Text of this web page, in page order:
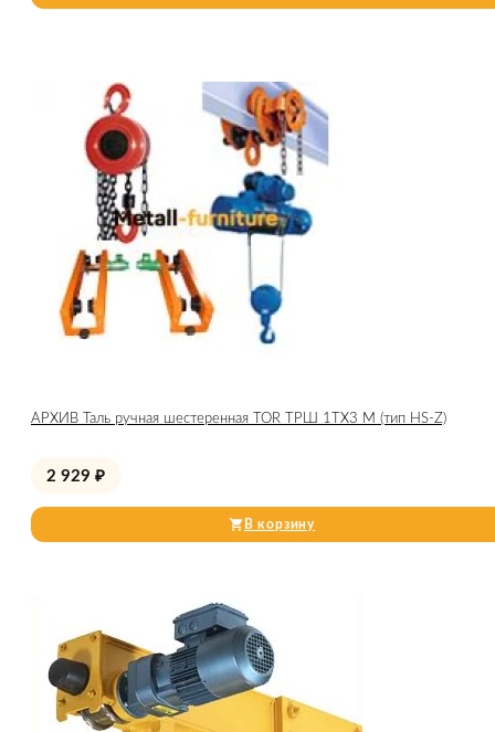
АРХИВ Таль ручная шестеренная TOR ТРШ 1ТХ3 М (тип HS-Z)
2 929 ₽
В корзину